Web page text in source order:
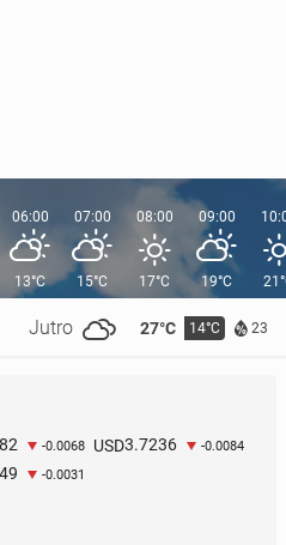
Jutro 27°C 14°C 23
06:00
13°C
07:00
15°C
08:00
17°C
09:00
19°C
-0.0068 USD3.7236 -0.0084
-0.0031